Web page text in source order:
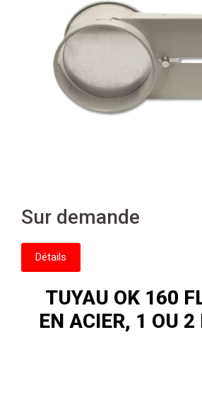
Sur demande
Détails
TUYAU OK 160
EN ACIER, 1 OU 2